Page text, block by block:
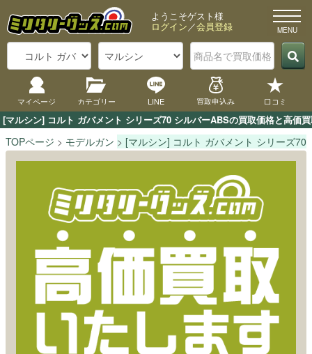
[マルシン] コルト ガバメント シリーズ70 シルバーABSの買取価格と高価
ようこそゲスト様
ログイン／会員登録
マイページ カテゴリー LINE 買取申込み 口コミ
TOPページ モデルガン [マルシン] コルト ガバメント シリーズ70